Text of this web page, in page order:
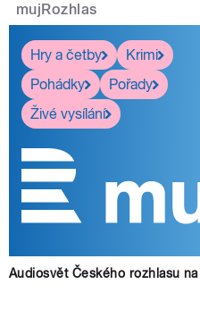
mujRozhlas
Hry a četby
Krimi
Pohádky
Pořady
Živé vysílání
Audiosvět Českého rozhlasu